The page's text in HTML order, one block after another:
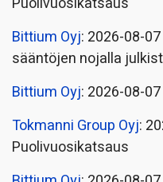
Bittium Oyj: 2026-08-
sääntöjen nojalla
Bittium Oyj: 2026-08-
Tokmanni Group Oyj:
Puolivuosikatsaus